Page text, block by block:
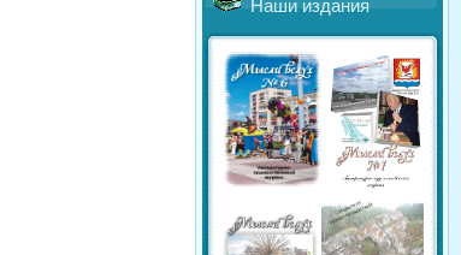
Наши издания